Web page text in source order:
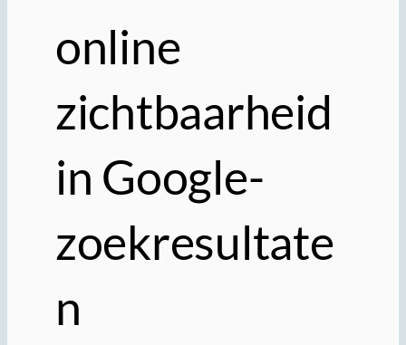
online
zichtbaarheid
in Google-
zoekresultate
n